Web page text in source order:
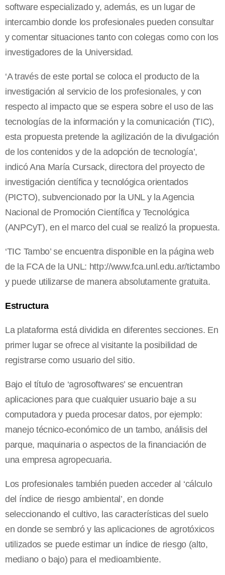
software especializado y, además, es un lugar de
intercambio donde los profesionales pueden consultar
y comentar situaciones tanto con colegas como con los
investigadores de la Universidad.
‘A través de este portal se coloca el producto de la
investigación al servicio de los profesionales, y con
respecto al impacto que se espera sobre el uso de las
tecnologías de la información y la comunicación (TIC),
esta propuesta pretende la agilización de la divulgación
de los contenidos y de la adopción de tecnología’,
indicó Ana María Cursack, directora del proyecto de
investigación científica y tecnológica orientados
(PICTO), subvencionado por la UNLy la Agencia
Nacional de Promoción Científica y Tecnológica
(ANPCyT), en el marco del cual se realizó la propuesta.
‘TIC Tambo’ se encuentra disponible en la página web
de la FCAde la UNL: http://www.fca.unl.edu.ar/tictambo
y puede utilizarse de manera absolutamente gratuita.
Estructura
La plataforma está dividida en diferentes secciones. En
primer lugar se ofrece al visitante la posibilidad de
registrarse como usuario del sitio.
Bajo el título de ‘agrosoftwares’ se encuentran
aplicaciones para que cualquier usuario baje a su
computadora y pueda procesar datos, por ejemplo:
manejo técnico-económico de un tambo, análisis del
parque, maquinaria o aspectos de la financiación de
una empresa agropecuaria.
Los profesionales también pueden acceder al ‘cálculo
del índice de riesgo ambiental’, en donde
seleccionando el cultivo, las características del suelo
en donde se sembró y las aplicaciones de agrotóxicos
utilizados se puede estimar un índice de riesgo (alto,
mediano o bajo) para el medioambiente.